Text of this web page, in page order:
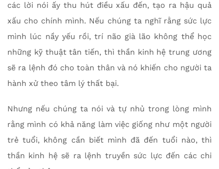
các lời nói ấy thu hút điều xấu đến, tạo ra hậu quả
xấu cho chính mình. Nếu chúng ta nghĩ rằng sức lực
mình lúc nầy yếu rồi, trí não già lão không thể học
những kỹ thuật tân tiến, thì thần kinh hệ trung ương
sẽ ra lệnh đó cho toàn thân và nó khiến cho người ta
hành xử theo tâm lý thất bại.
Nhưng nếu chúng ta nói và tự nhủ trong lòng mình
rằng mình có khả năng làm việc giống như một người
trẻ tuổi, không cần biết mình đã đến tuổi nào, thì
thần kinh hệ sẽ ra lệnh truyền sức lực đến các chi